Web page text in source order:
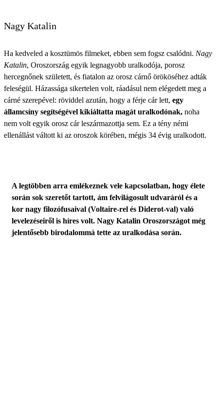
Nagy Katalin
Ha kedveled a kosztümös filmeket, ebben sem fogsz csalódni. Nagy
Katalin, Oroszország egyik legnagyobb uralkodója, porosz
hercegnőnek született, és fiatalon az orosz cárnő örököséhez adták
feleségül. Házassága sikertelen volt, ráadásul nem elégedett meg a
cárné szerepével: röviddel azután, hogy a férje cár lett, egy
államcsíny segítségével kikiáltatta magát uralkodónak, noha
nem volt egyik orosz cár leszármazottja sem. Ez a tény némi
ellenállást váltott ki az oroszok körében, mégis 34 évig uralkodott.
A legtöbben arra emlékeznek vele kapcsolatban, hogy élete
során sok szeretőt tartott, ám felvilágosult udvaráról és a
kor nagy filozófusaival (Voltaire-rel és Diderot-val) való
levelezéseiről is híres volt. Nagy Katalin Oroszországot még
jelentősebb birodalommá tette az uralkodása során.